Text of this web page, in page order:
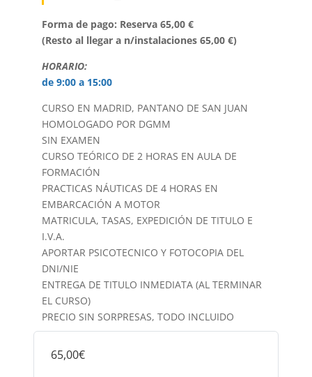
Forma de pago: Reserva 65,00 €
(Resto al llegar a n/instalaciones 65,00 €)
HORARIO:
de 9:00 a 15:00
CURSO EN MADRID, PANTANO DE SAN JUAN
HOMOLOGADO POR DGMM
SIN EXAMEN
CURSO TEÓRICO DE 2 HORAS EN AULA DE
FORMACIÓN
PRACTICAS NÁUTICAS DE 4 HORAS EN
EMBARCACIÓN A MOTOR
MATRICULA, TASAS, EXPEDICIÓN DE TITULO E
I.V.A.
APORTAR PSICOTECNICO Y FOTOCOPIA DEL
DNI/NIE
ENTREGA DE TITULO INMEDIATA (AL TERMINAR
EL CURSO)
PRECIO SIN SORPRESAS, TODO INCLUIDO
65,00€